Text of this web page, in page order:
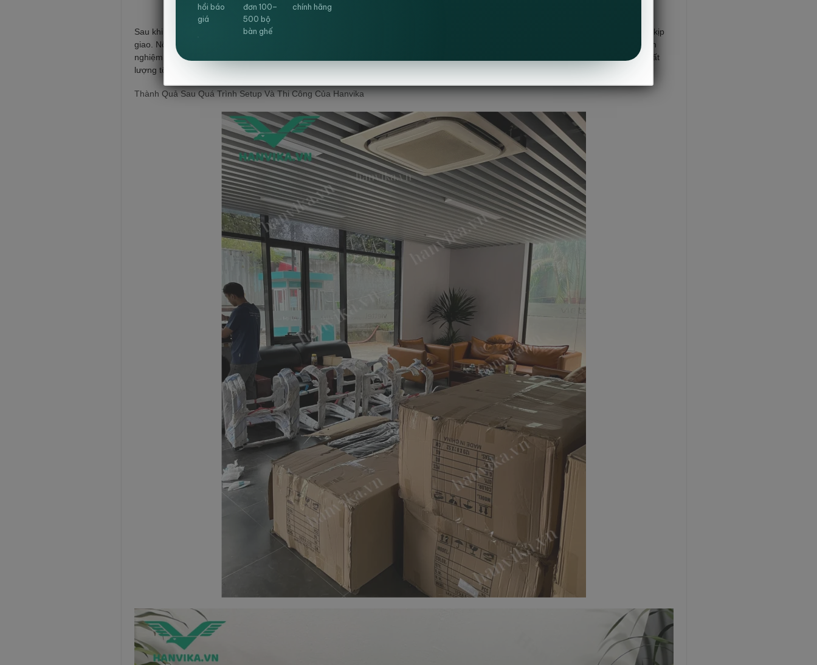
Ghế quỳ da giám đốc màu đen HVK-A642
Sau khi thống nhất được số lượng và ngày thi công lắp đặt, bên xưởng của công ty đã gấp rút hoàn thành các hạng mục sản phẩm để kịp
giao. Nội Thất Hanvika luôn hướng đến chất lượng và sự hài lòng của khách hàng nên luôn luôn cử đội ngũ thi công chất lượng, có kinh
nghiệm, tay nghề tốt nhất đẻ thực hiện dự án. Vì yêu cầu của chủ đầu tư là muốn thi công gấp rút để kịp kế hoạch và phải đạt được chất
lượng tốt nhất. Chỉ trong thời gian ngắn đội ngũ thi công đã setup nhanh chóng và bàn giao tất cả sản phẩm cho chủ đầu tư
Thành Quả Sau Quá Trình Setup Và Thi Công Của Hanvika
hồi báo
giá
đơn 100–
500 bộ
bàn ghế
chính hãng